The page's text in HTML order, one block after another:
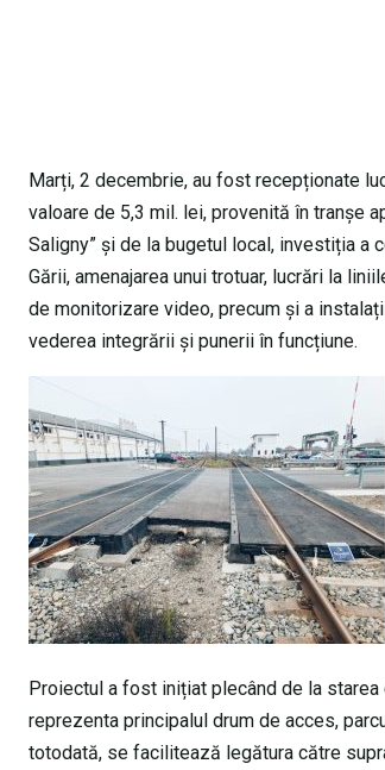
Marți, 2 decembrie, au fost recepționate
valoare de 5,3 mil. lei, provenită în tranșe
Saligny” și de la bugetul local, investiția a
Gării, amenajarea unui trotuar, lucrări la
de monitorizare video, precum și a
vederea integrării și punerii în funcțiune.
Proiectul a fost inițiat plecând de la
reprezenta principalul drum de acces,
totodată, se facilitează legătura către